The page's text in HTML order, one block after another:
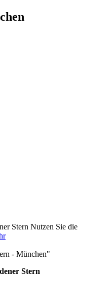
Stern Nutzen Sie die
- München"
Stern